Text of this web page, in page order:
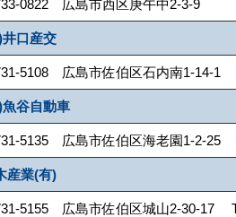
0822 広島市西区庚午中2-3-9
口産交
5108 広島市佐伯区石内南1-14-1
谷自動車
5135 広島市佐伯区海老園1-2-25
産業(有)
5155 広島市佐伯区城山2-30-17